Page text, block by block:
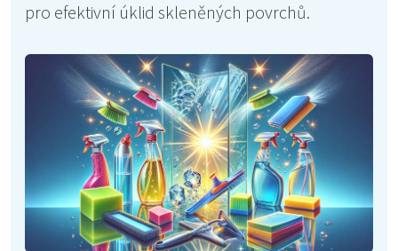
pro efektivní úklid skleněných povrchů.